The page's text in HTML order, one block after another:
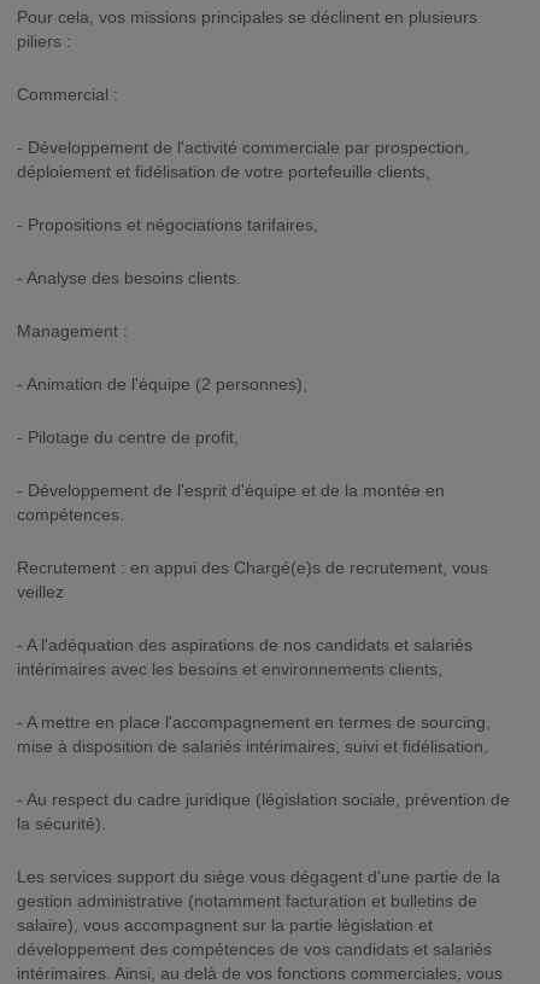
Pour cela, vos missions principales se déclinent en plusieurs
piliers :
Commercial :
- Développement de l'activité commerciale par prospection,
déploiement et fidélisation de votre portefeuille clients,
- Propositions et négociations tarifaires,
- Analyse des besoins clients.
Management :
- Animation de l'équipe (2 personnes),
- Pilotage du centre de profit,
- Développement de l'esprit d'équipe et de la montée en
compétences.
Recrutement : en appui des Chargé(e)s de recrutement, vous
veillez
- A l'adéquation des aspirations de nos candidats et salariés
intérimaires avec les besoins et environnements clients,
- A mettre en place l'accompagnement en termes de sourcing,
mise à disposition de salariés intérimaires, suivi et fidélisation,
- Au respect du cadre juridique (législation sociale, prévention de
la sécurité).
Les services support du siège vous dégagent d'une partie de la
gestion administrative (notamment facturation et bulletins de
salaire), vous accompagnent sur la partie législation et
développement des compétences de vos candidats et salariés
intérimaires. Ainsi, au delà de vos fonctions commerciales, vous